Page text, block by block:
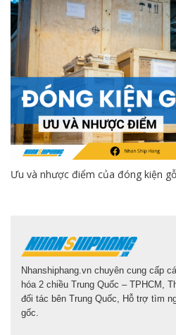
Ưu và nhược điểm của đóng kiện
Nhanshiphang.vn chuyên cung cấp
hóa 2 chiều Trung Quốc – TPHCM,
đối tác bên Trung Quốc, Hỗ trợ tìm
gốc.